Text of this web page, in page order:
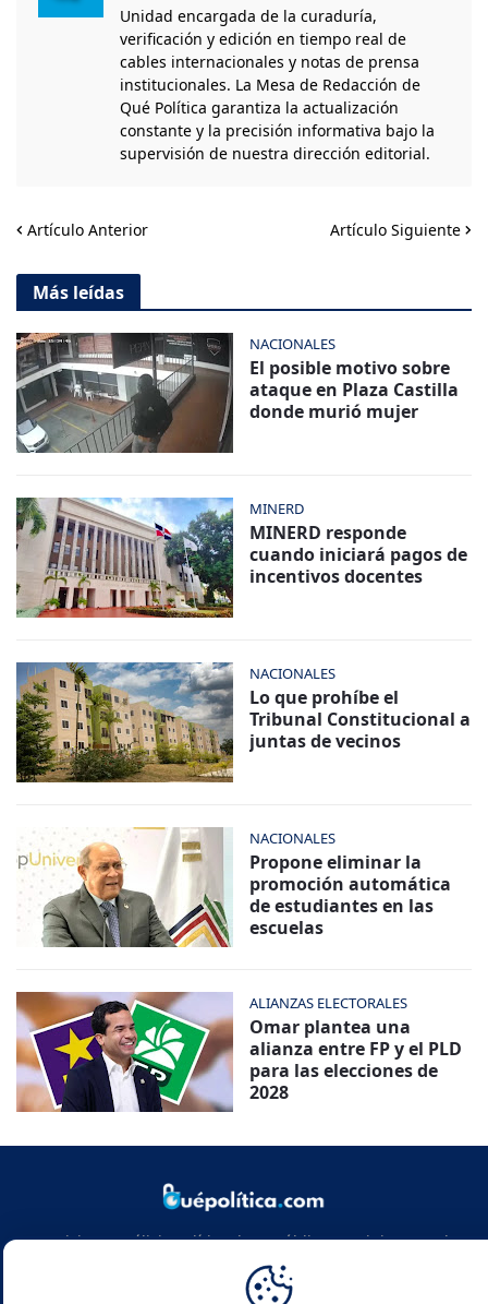
Unidad encargada de la curaduría,
verificación y edición en tiempo real de
cables internacionales y notas de prensa
institucionales. La Mesa de Redacción de
Qué Política garantiza la actualización
constante y la precisión informativa bajo la
supervisión de nuestra dirección editorial.
Artículo Anterior Artículo Siguiente
Más leídas
NACIONALES
El posible motivo sobre
ataque en Plaza Castilla
donde murió mujer
MINERD
MINERD responde
cuando iniciará pagos de
incentivos docentes
NACIONALES
Lo que prohíbe el
Tribunal Constitucional a
juntas de vecinos
NACIONALES
Propone eliminar la
promoción automática
de estudiantes en las
escuelas
ALIANZAS ELECTORALES
Omar plantea una
alianza entre FP y el PLD
para las elecciones de
2028
Noticias y análisis político de República Dominicana y el
mundo. Infórmate con rigor, actualidad y las claves de la
política global.